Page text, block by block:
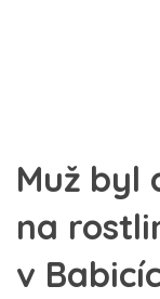
Muž byl
na
v